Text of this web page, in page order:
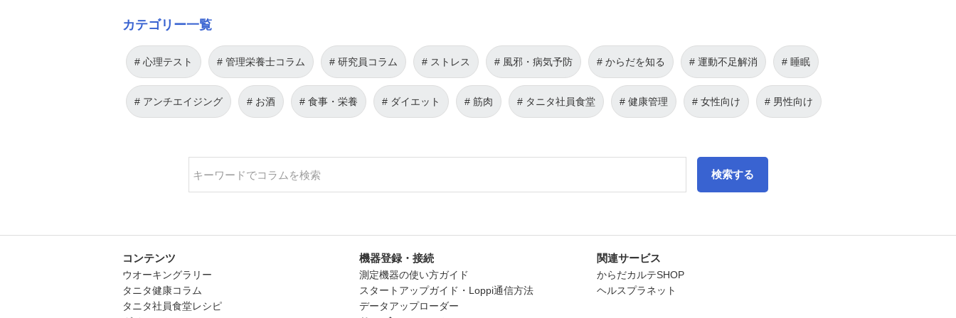
カテゴリー一覧
心理テスト 管理栄養士コラム 研究員コラム ストレス 風邪・病気予防 からだを知る 運動不足解消 睡眠
アンチエイジング お酒 食事・栄養 ダイエット 筋肉 タニタ社員食堂 健康管理 女性向け 男性向け
検索する
コンテンツ
ウオーキングラリー
タニタ健康コラム
タニタ社員食堂レシピ
機器登録・接続
測定機器の使い方ガイド
スタートアップガイド・Loppi通信方法
データアップローダー
関連サービス
からだカルテSHOP
ヘルスプラネット